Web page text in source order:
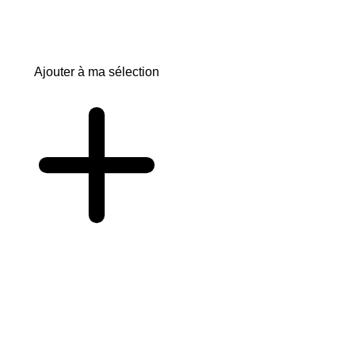
Ajouter à ma sélection